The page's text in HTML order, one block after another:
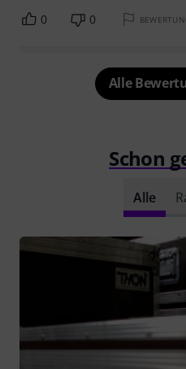
0 0
Alle
Schon
Alle